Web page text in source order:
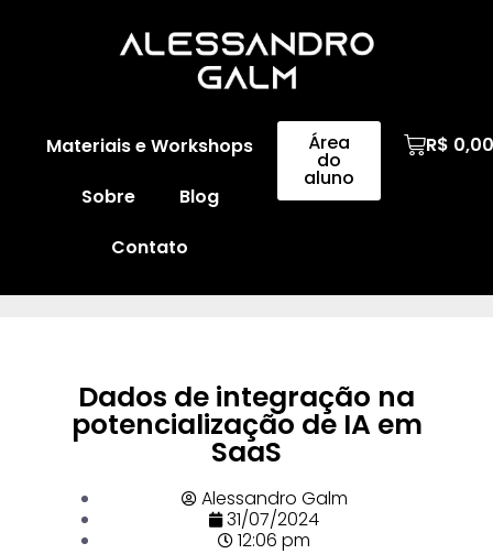
Materiais e Workshops
Sobre
Blog
Contato
Área
do
aluno
R$ 0,00
Dados de integração na
potencialização de IA em
SaaS
Alessandro Galm
31/07/2024
12:06 pm